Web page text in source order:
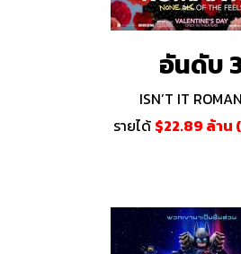
อันดับ
ISN’T IT
รายได้ $22.89 ล้าน